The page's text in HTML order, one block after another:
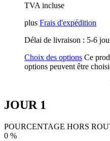
TVA incluse
plus Frais d'expédition
Délai de livraison : 5-6
Choix des options Ce
options peuvent être
JOUR 1
POURCENTAGE HORS
0 %